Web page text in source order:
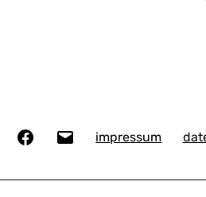
InstagramFacebook impressum